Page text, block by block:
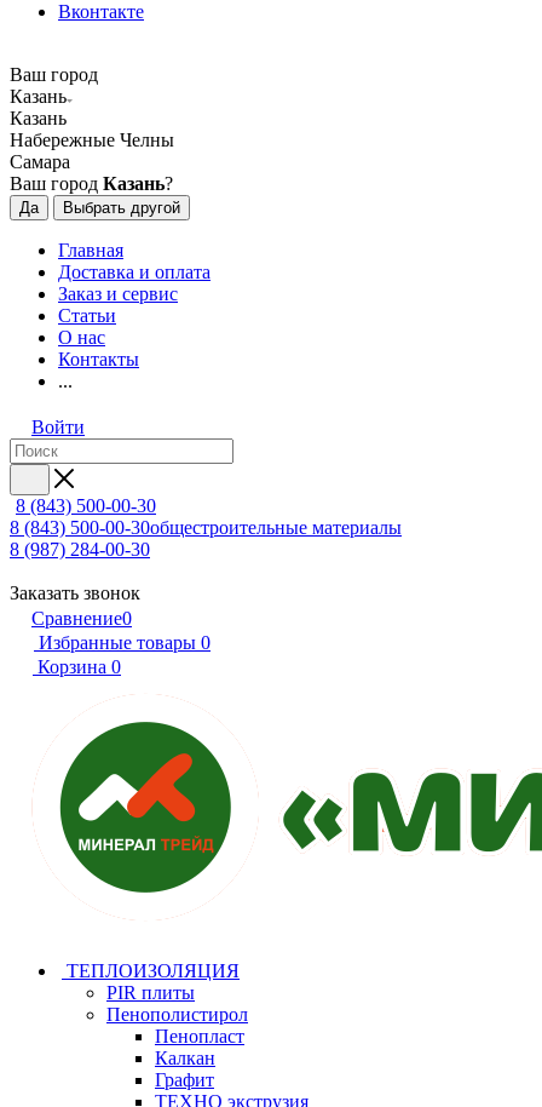
Вконтакте
Ваш город
Казань
Казань
Набережные Челны
Самара
Ваш город Казань?
Да Выбрать другой
Главная
Доставка и оплата
Заказ и сервис
Статьи
О нас
Контакты
...
Войти
8 (843) 500-00-30
8 (843) 500-00-30общестроительные материалы
8 (987) 284-00-30
Заказать звонок
Сравнение0
Избранные товары 0
Корзина 0
ТЕПЛОИЗОЛЯЦИЯ
PIR плиты
Пенополистирол
Пенопласт
Калкан
Графит
ТЕХНО экструзия